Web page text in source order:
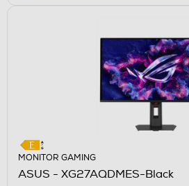
MONITOR GAMING
ASUS - XG27AQDMES-Black